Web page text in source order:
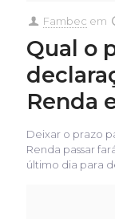
Fambec em
Qual o
Renda
Deixar o prazo
Renda passar
último dia para